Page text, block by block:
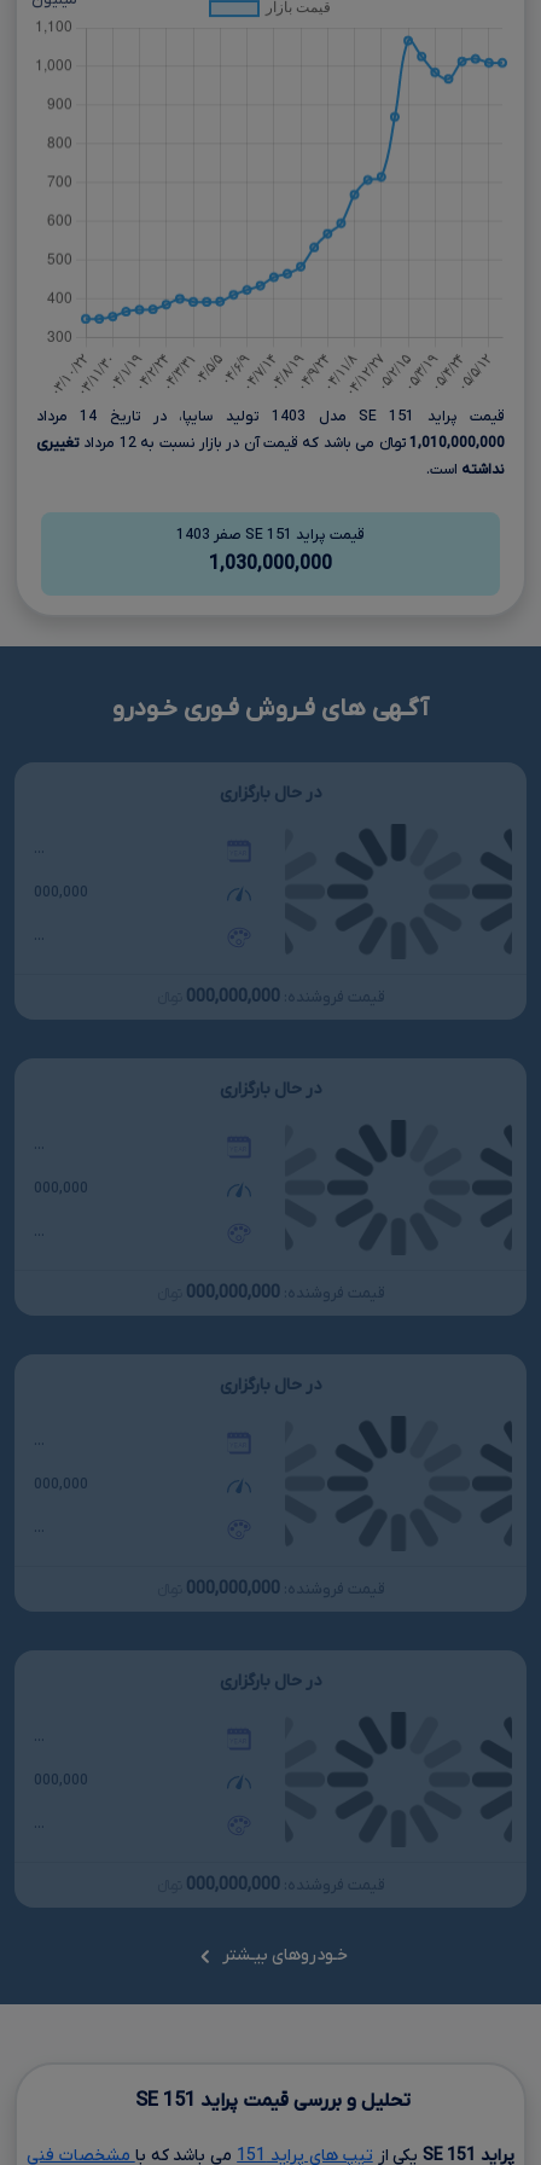
قیمت پراید 151 SE مدل 1403 تولید سایپا، در تاریخ 14 مرداد
1,010,000,000 تومانءءء می باشد که قیمت آن در بازار نسبت به 12 مرداد
تغییری
نداشته است.
قیمت پراید 151 SE صفر 1403
1,030,000,000
آگـهی های فـروش فـوری خـودرو
در حال بارگزاری
...
000,000
...
قیمت فروشنده: 000,000,000
در حال بارگزاری
...
000,000
...
قیمت فروشنده: 000,000,000
در حال بارگزاری
...
000,000
...
قیمت فروشنده: 000,000,000
در حال بارگزاری
...
000,000
...
قیمت فروشنده: 000,000,000
خـودروهای بیـشتر
تحلیل و بررسی قیمت پراید 151
SE
پراید 151
SEیکی از تیپ های پراید 151 می باشد که با مشخصات فنی